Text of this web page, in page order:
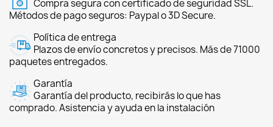
Compra segura con certificado de seguridad SSL.
Métodos de pago seguros: Paypal o 3D Secure.
Política de entrega
Plazos de envío concretos y precisos. Más de 71000
paquetes entregados.
Garantía
Garantía del producto, recibirás lo que has
comprado. Asistencia y ayuda en la instalación